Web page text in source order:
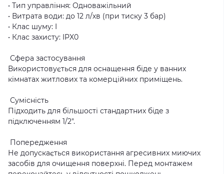
• Тип управління: Одноважільний
• Витрата води: до 12 л/хв (при тиску 3 бар)
• Клас шуму: I
• Клас захисту: IPX0
Сфера застосування
Використовується для оснащення біде у ванних
кімнатах житлових та комерційних приміщень.
Сумісність
Підходить для більшості стандартних біде з
підключенням 1/2".
Попередження
Не допускається використання агресивних миючих
засобів для очищення поверхні. Перед монтажем